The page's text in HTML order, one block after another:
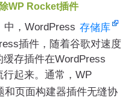
WP Rocket插件
中，WordPress 存储库
插件，随着谷歌对速度
存插件在WordPress
行起来。通常，WP
和页面构建器插件无缝协